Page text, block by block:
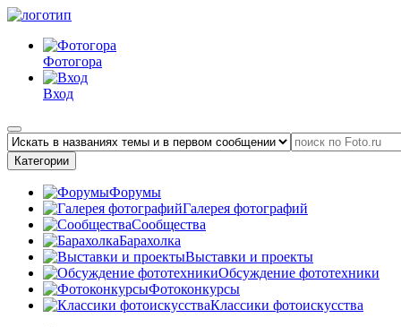
Фотогора
Вход
Категории
Форумы
Галерея фотографий
Сообщества
Барахолка
Выставки и проекты
Обсуждение фототехники
Фотоконкурсы
Классики фотоискусства